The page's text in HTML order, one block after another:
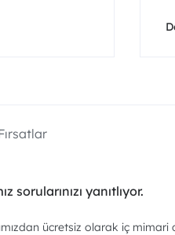
sorularınızı yanıtlıyor.
ücretsiz olarak iç mimari